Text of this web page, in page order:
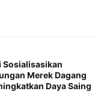
Sosialisasikan
Merek Dagang
Daya Saing